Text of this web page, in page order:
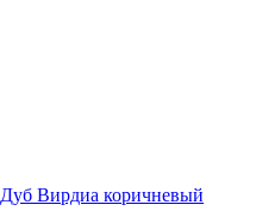
Вирдиа коричневый